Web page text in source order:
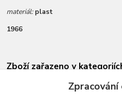
materiál: plast
1966
Zboží zařazeno v
Novinky dle data přidání
Zpracování